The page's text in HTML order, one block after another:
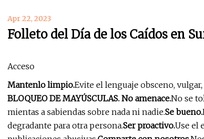
Apr 22, 2023
Folleto del Día de los Caídos en
Acceso
Mantenlo limpio.Evite el lenguaje obsceno,
BLOQUEO DE MAYÚSCULAS. No amenace.No se
mientas a sabiendas sobre nada ni nadie.Se bueno.
degradante para otra persona.Ser proactivo.Use el